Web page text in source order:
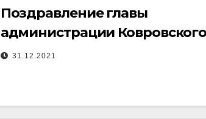
Поздравление главы
администрации Ковровского
района с Новым 2022 годом
31.12.2021